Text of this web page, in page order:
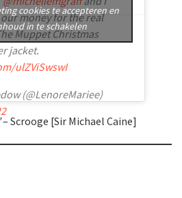
money for the real
Muppet Christmas
jacket.
ulZViSwswI
(@LenoreMariee)
cookies te accepteren en
in te schakelen
– Scrooge [Sir Michael Caine]